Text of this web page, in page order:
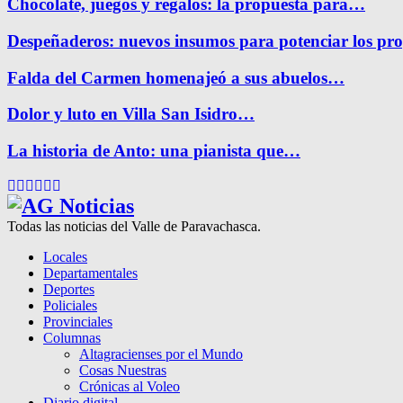
Chocolate, juegos y regalos: la propuesta para…
Despeñaderos: nuevos insumos para potenciar los
Falda del Carmen homenajeó a sus abuelos…
Dolor y luto en Villa San Isidro…
La historia de Anto: una pianista que…
Facebook
Twitter
Instagram
Pinterest
Google
Todas las noticias del Valle de Paravachasca.
Locales
Departamentales
Deportes
Policiales
Provinciales
Columnas
Altagracienses por el Mundo
Cosas Nuestras
Crónicas al Voleo